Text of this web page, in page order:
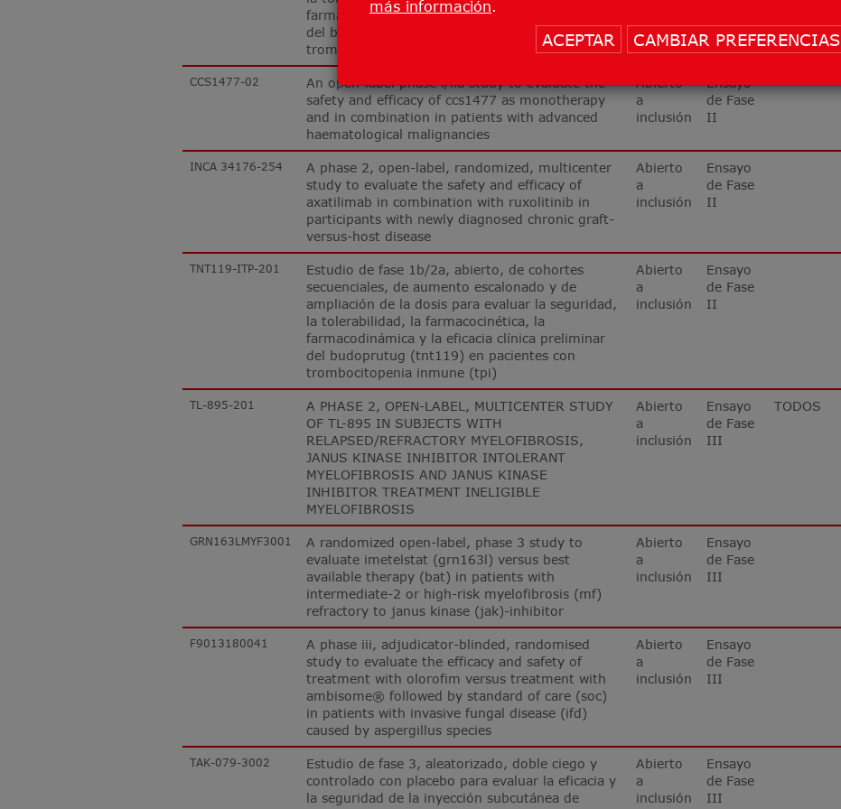
más información.
ACEPTAR CAMBIAR PREFERENCIAS
farmacodinámica y la eficacia clínica preliminar
del budoprutug (tnt119) en pacientes con
trombocitopenia inmune (tpi)
CCS1477-02
An open-label phase i/iia study to evaluate the
safety and efficacy of ccs1477 as monotherapy
and in combination in patients with advanced
haematological malignancies
Abierto
a
inclusión
Ensayo
de Fase
II
INCA 34176-254
A phase 2, open-label, randomized, multicenter
study to evaluate the safety and efficacy of
axatilimab in combination with ruxolitinib in
participants with newly diagnosed chronic graft-
versus-host disease
Abierto
a
inclusión
Ensayo
de Fase
II
TNT119-ITP-201
Estudio de fase 1b/2a, abierto, de cohortes
secuenciales, de aumento escalonado y de
ampliación de la dosis para evaluar la seguridad,
la tolerabilidad, la farmacocinética, la
farmacodinámica y la eficacia clínica preliminar
del budoprutug (tnt119) en pacientes con
trombocitopenia inmune (tpi)
Abierto
a
inclusión
Ensayo
de Fase
II
TL-895-201
A PHASE 2, OPEN-LABEL, MULTICENTER STUDY
OF TL-895 IN SUBJECTS WITH
RELAPSED/REFRACTORY MYELOFIBROSIS,
JANUS KINASE INHIBITOR INTOLERANT
MYELOFIBROSIS AND JANUS KINASE
INHIBITOR TREATMENT INELIGIBLE
MYELOFIBROSIS
Abierto
a
inclusión
Ensayo
de Fase
III
TODOS
GRN163LMYF3001
A randomized open-label, phase 3 study to
evaluate imetelstat (grn163l) versus best
available therapy (bat) in patients with
intermediate-2 or high-risk myelofibrosis (mf)
refractory to janus kinase (jak)-inhibitor
Abierto
a
inclusión
Ensayo
de Fase
III
F9013180041
A phase iii, adjudicator-blinded, randomised
study to evaluate the efficacy and safety of
treatment with olorofim versus treatment with
ambisome® followed by standard of care (soc)
in patients with invasive fungal disease (ifd)
caused by aspergillus species
Abierto
a
inclusión
Ensayo
de Fase
III
TAK-079-3002
Estudio de fase 3, aleatorizado, doble ciego y
controlado con placebo para evaluar la eficacia y
la seguridad de la inyección subcutánea de
Abierto
a
inclusión
Ensayo
de Fase
III